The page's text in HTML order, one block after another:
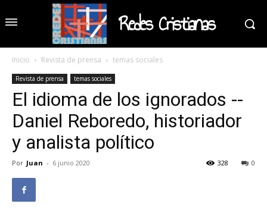
Redes Cristianas
Inicio Revista de prensa temas sociales
Revista de prensa temas sociales
El idioma de los ignorados --
Daniel Reboredo, historiador
y analista político
Por Juan - 6 junio 2020 0
328